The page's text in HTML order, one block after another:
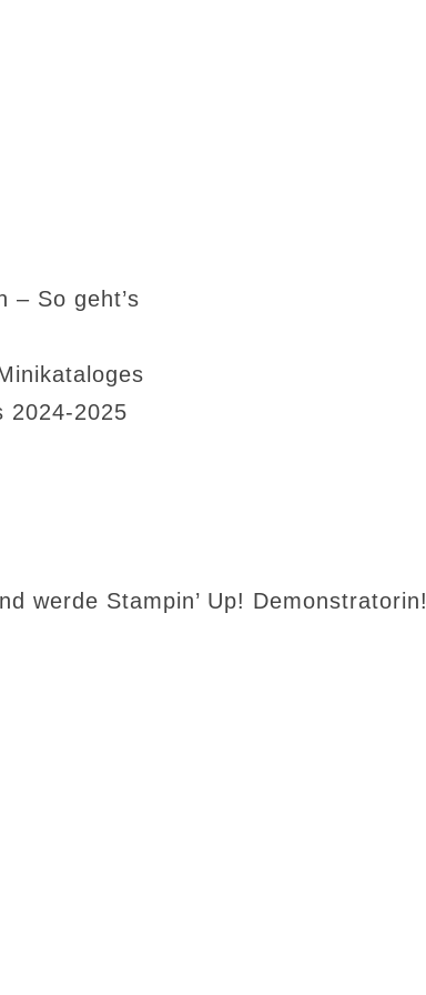
– So geht’s
2024-2025
werde Stampin’ Up! Demonstratorin!